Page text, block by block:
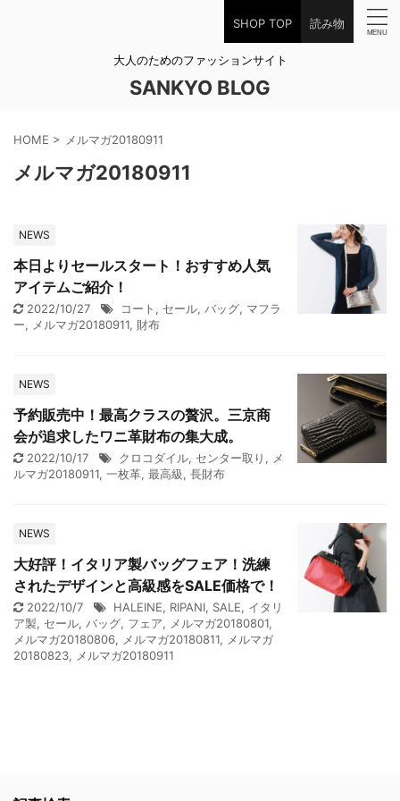
SHOP TOP 読み物
大人のためのファッションサイト
SANKYO BLOG
HOME > メルマガ20180911
メルマガ20180911
NEWS
本日よりセールスタート！おすすめ人気
アイテムご紹介！
2022/10/27 コート , セール, バッグ, マフラ
ー, メルマガ20180911, 財布
NEWS
予約販売中！最高クラスの贅沢。三京商
会が追求したワニ革財布の集大成。
2022/10/17 クロコダイル, センター取り , メ
ルマガ20180911, 一枚革, 最高級, 長財布
NEWS
大好評！イタリア製バッグフェア！洗練
されたデザインと高級感をSALE価格で！
2022/10/7 HALEINE, RIPANI, SALE, イタリ
ア製, セール, バッグ, フェア, メルマガ20180801,
メルマガ20180806, メルマガ20180811, メルマガ
20180823, メルマガ20180911